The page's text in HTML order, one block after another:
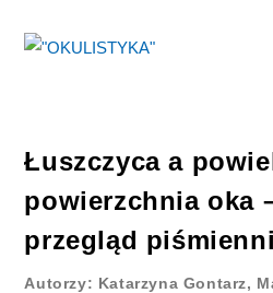
Łuszczyca a
powierzchnia oka
przegląd
Autorzy: Katarzyna Gontarz,